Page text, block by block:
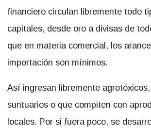
financiero circulan libremente todo
capitales, desde oro a divisas de
que en materia comercial, los
importación son mínimos.
Así ingresan libremente
suntuarios o que compiten con
locales. Por si fuera poco, se